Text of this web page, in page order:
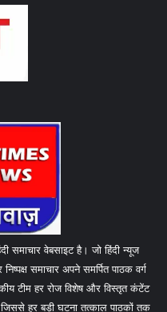
समाचार वेबसाइट है। जो हिंदी न्यूज
समाचार अपने समर्पित पाठक वर्ग
टीम हर रोज विशेष और विस्तृत कंटेंट